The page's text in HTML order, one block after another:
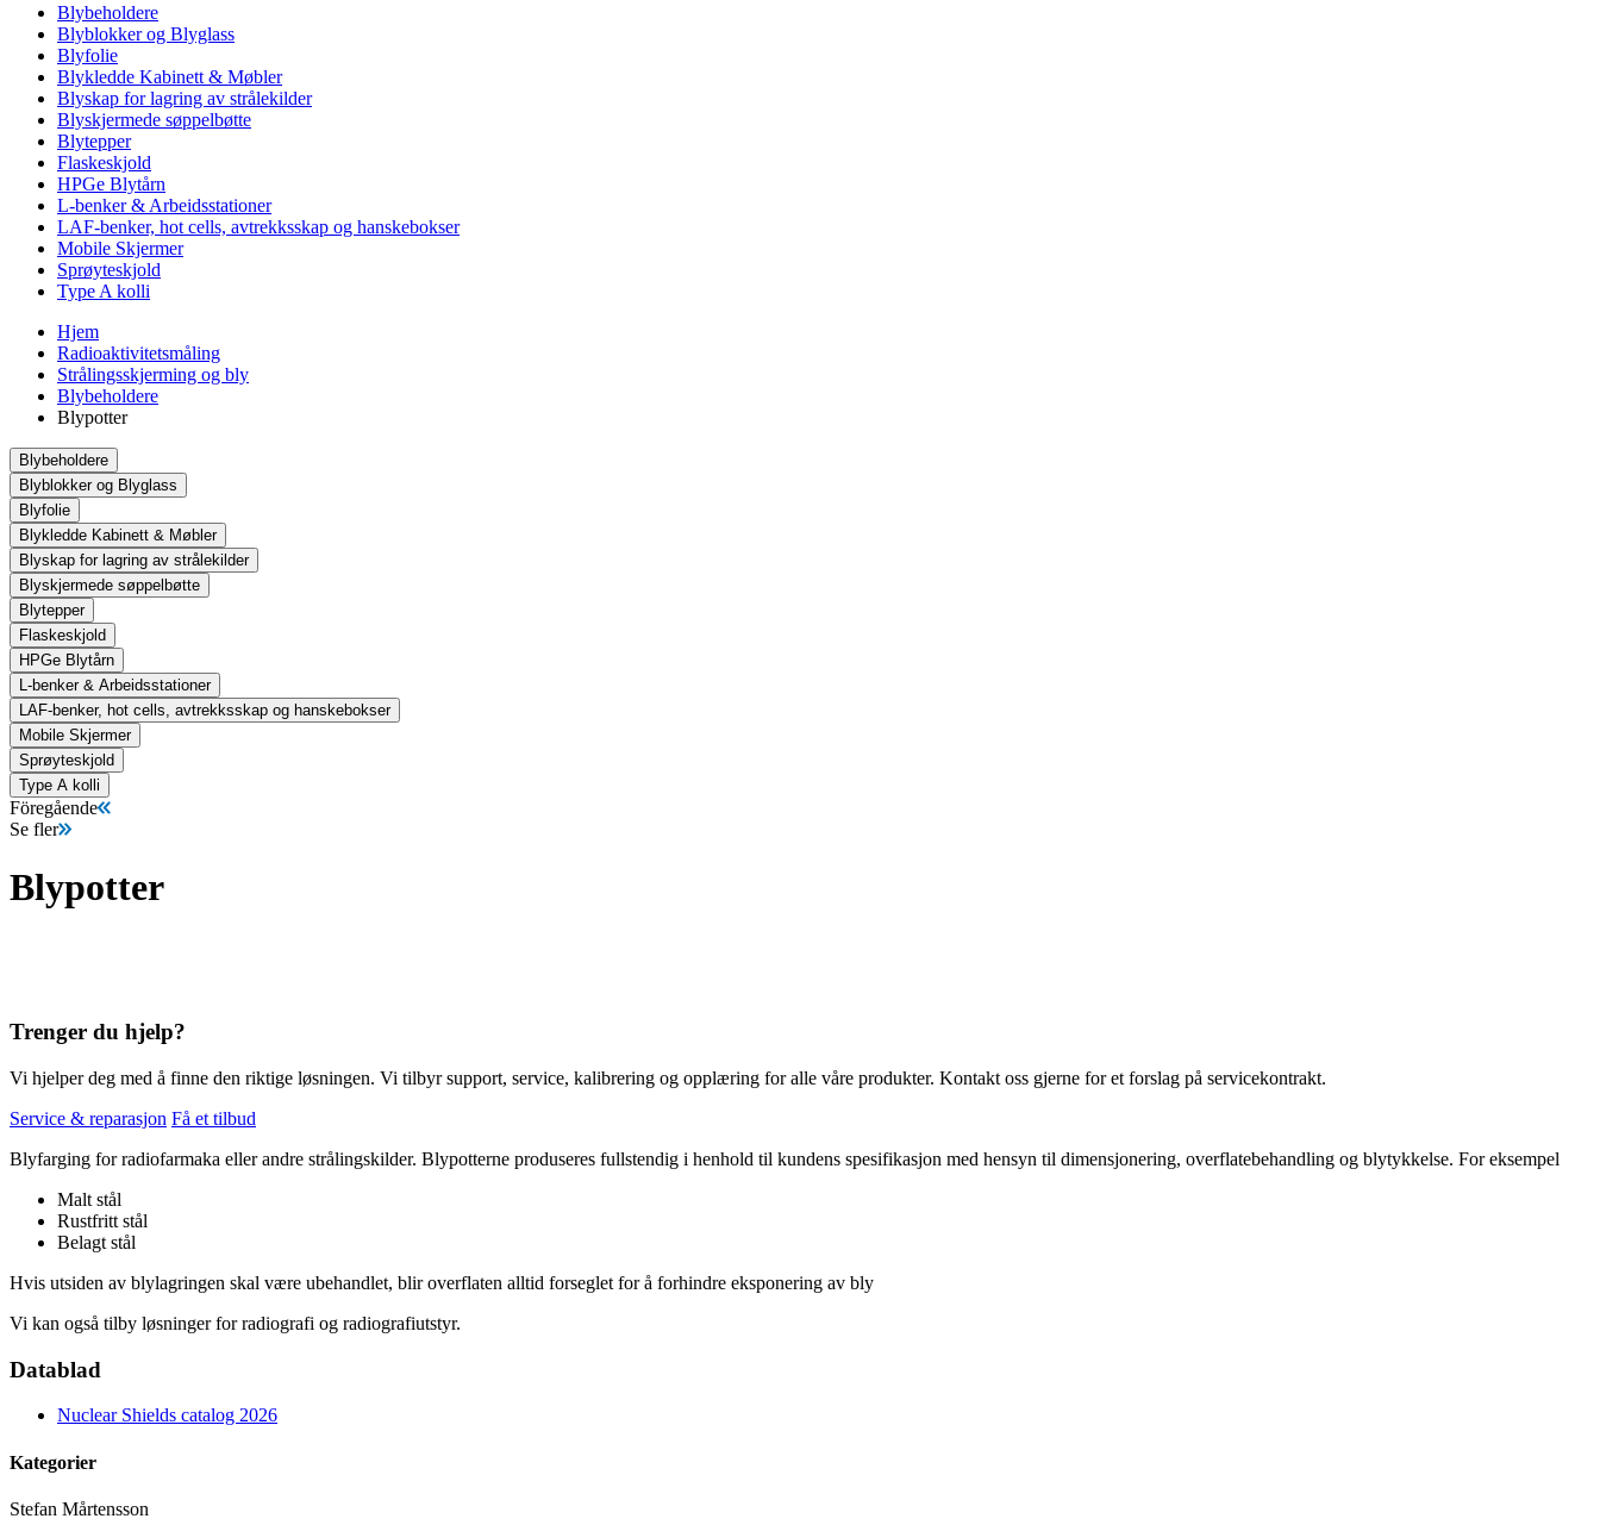
Blybeholdere
Blyblokker og Blyglass
Blyfolie
Blykledde Kabinett & Møbler
Blyskap for lagring av strålekilder
Blyskjermede søppelbøtte
Blytepper
Flaskeskjold
HPGe Blytårn
L-benker & Arbeidsstationer
LAF-benker, hot cells, avtrekksskap og hanskebokser
Mobile Skjermer
Sprøyteskjold
Type A kolli
Hjem
Radioaktivitetsmåling
Strålingsskjerming og bly
Blybeholdere
Blypotter
Blybeholdere
Blyblokker og Blyglass
Blyfolie
Blykledde Kabinett & Møbler
Blyskap for lagring av strålekilder
Blyskjermede søppelbøtte
Blytepper
Flaskeskjold
HPGe Blytårn
L-benker & Arbeidsstationer
LAF-benker, hot cells, avtrekksskap og hanskebokser
Mobile Skjermer
Sprøyteskjold
Type A kolli
Föregående
Se fler
Blypotter
Trenger du hjelp?
Vi hjelper deg med å finne den riktige løsningen. Vi tilbyr support, service, kalibrering og opplæring for alle våre produkter. Kontakt oss gjerne for et forslag på servicekontrakt.
Service & reparasjon Få et tilbud
Blyfarging for radiofarmaka eller andre strålingskilder. Blypotterne produseres fullstendig i henhold til kundens spesifikasjon med hensyn til dimensjonering, overflatebehandling og blytykkelse. For eksempel
Malt stål
Rustfritt stål
Belagt stål
Hvis utsiden av blylagringen skal være ubehandlet, blir overflaten alltid forseglet for å forhindre eksponering av bly
Vi kan også tilby løsninger for radiografi og radiografiutstyr.
Datablad
Nuclear Shields catalog 2026
Kategorier
Stefan Mårtensson